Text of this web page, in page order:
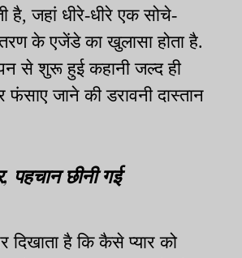
है, जहां धीरे-धीरे एक सोचे-
के एजेंडे का खुलासा होता है.
से शुरू हुई कहानी जल्द ही
जाने की डरावनी दास्तान
पहचान छीनी गई
दिखाता है कि कैसे प्यार को